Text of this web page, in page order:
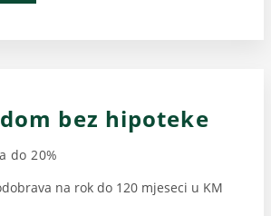
bez hipoteke
do 20%
na rok do 120 mjeseci u KM